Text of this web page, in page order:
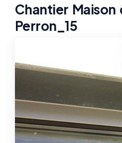
Chantier Maison
Perron_15